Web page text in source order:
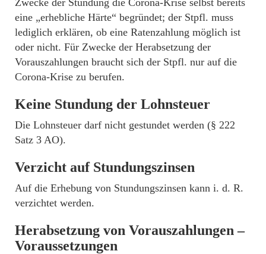
eine „erhebliche Härte“ begründet; der Stpfl. muss
lediglich erklären, ob eine Ratenzahlung möglich ist
oder nicht. Für Zwecke der Herabsetzung der
Vorauszahlungen braucht sich der Stpfl. nur auf die
Corona-Krise zu berufen.
Keine Stundung der Lohnsteuer
Die Lohnsteuer darf nicht gestundet werden (§ 222
Satz 3 AO).
Verzicht auf Stundungszinsen
Auf die Erhebung von Stundungszinsen kann i. d. R.
verzichtet werden.
Herabsetzung von Vorauszahlungen –
Voraussetzungen